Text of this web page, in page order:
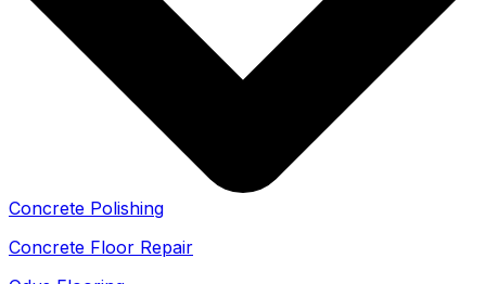
Concrete Polishing
Concrete Floor Repair